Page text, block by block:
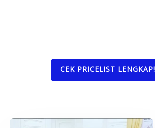
CEK PRICELIST LENGKAP!